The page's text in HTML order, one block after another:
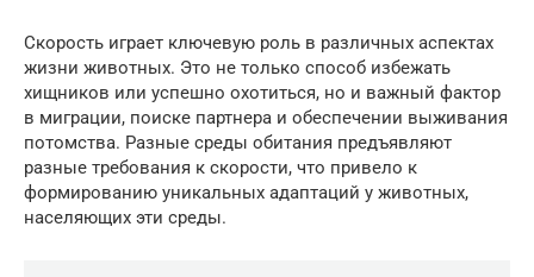
Скорость играет ключевую роль в различных аспектах
жизни животных. Это не только способ избежать
хищников или успешно охотиться, но и важный фактор
в миграции, поиске партнера и обеспечении выживания
потомства. Разные среды обитания предъявляют
разные требования к скорости, что привело к
формированию уникальных адаптаций у животных,
населяющих эти среды.